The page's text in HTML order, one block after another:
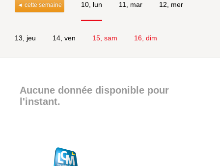
◄ cette semaine 10, lun 11, mar 12, mer
13, jeu 14, ven 15, sam 16, dim
Aucune donnée disponible pour
l'instant.